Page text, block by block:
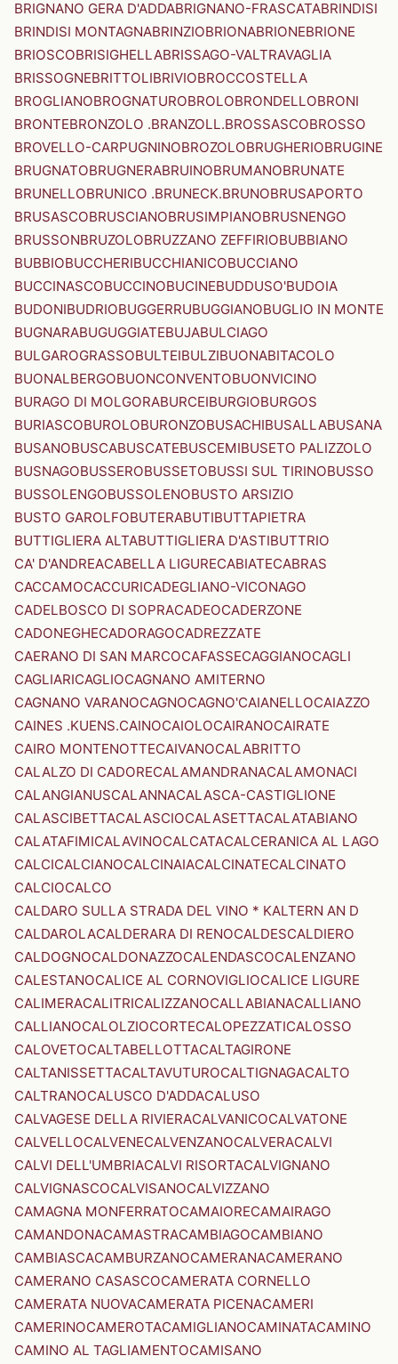
BRIGNANO GERA D'ADDABRIGNANO-FRASCATABRINDISI
BRINDISI MONTAGNABRINZIOBRIONABRIONEBRIONE
BRIOSCOBRISIGHELLABRISSAGO-VALTRAVAGLIA
BRISSOGNEBRITTOLIBRIVIOBROCCOSTELLA
BROGLIANOBROGNATUROBROLOBRONDELLOBRONI
BRONTEBRONZOLO .BRANZOLL.BROSSASCOBROSSO
BROVELLO-CARPUGNINOBROZOLOBRUGHERIOBRUGINE
BRUGNATOBRUGNERABRUINOBRUMANOBRUNATE
BRUNELLOBRUNICO .BRUNECK.BRUNOBRUSAPORTO
BRUSASCOBRUSCIANOBRUSIMPIANOBRUSNENGO
BRUSSONBRUZOLOBRUZZANO ZEFFIRIOBUBBIANO
BUBBIOBUCCHERIBUCCHIANICOBUCCIANO
BUCCINASCOBUCCINOBUCINEBUDDUSO'BUDOIA
BUDONIBUDRIOBUGGERRUBUGGIANOBUGLIO IN MONTE
BUGNARABUGUGGIATEBUJABULCIAGO
BULGAROGRASSOBULTEIBULZIBUONABITACOLO
BUONALBERGOBUONCONVENTOBUONVICINO
BURAGO DI MOLGORABURCEIBURGIOBURGOS
BURIASCOBUROLOBURONZOBUSACHIBUSALLABUSANA
BUSANOBUSCABUSCATEBUSCEMIBUSETO PALIZZOLO
BUSNAGOBUSSEROBUSSETOBUSSI SUL TIRINOBUSSO
BUSSOLENGOBUSSOLENOBUSTO ARSIZIO
BUSTO GAROLFOBUTERABUTIBUTTAPIETRA
BUTTIGLIERA ALTABUTTIGLIERA D'ASTIBUTTRIO
CA' D'ANDREACABELLA LIGURECABIATECABRAS
CACCAMOCACCURICADEGLIANO-VICONAGO
CADELBOSCO DI SOPRACADEOCADERZONE
CADONEGHECADORAGOCADREZZATE
CAERANO DI SAN MARCOCAFASSECAGGIANOCAGLI
CAGLIARICAGLIOCAGNANO AMITERNO
CAGNANO VARANOCAGNOCAGNO'CAIANELLOCAIAZZO
CAINES .KUENS.CAINOCAIOLOCAIRANOCAIRATE
CAIRO MONTENOTTECAIVANOCALABRITTO
CALALZO DI CADORECALAMANDRANACALAMONACI
CALANGIANUSCALANNACALASCA-CASTIGLIONE
CALASCIBETTACALASCIOCALASETTACALATABIANO
CALATAFIMICALAVINOCALCATACALCERANICA AL LAGO
CALCICALCIANOCALCINAIACALCINATECALCINATO
CALCIOCALCO
CALDARO SULLA STRADA DEL VINO * KALTERN AN D
CALDAROLACALDERARA DI RENOCALDESCALDIERO
CALDOGNOCALDONAZZOCALENDASCOCALENZANO
CALESTANOCALICE AL CORNOVIGLIOCALICE LIGURE
CALIMERACALITRICALIZZANOCALLABIANACALLIANO
CALLIANOCALOLZIOCORTECALOPEZZATICALOSSO
CALOVETOCALTABELLOTTACALTAGIRONE
CALTANISSETTACALTAVUTUROCALTIGNAGACALTO
CALTRANOCALUSCO D'ADDACALUSO
CALVAGESE DELLA RIVIERACALVANICOCALVATONE
CALVELLOCALVENECALVENZANOCALVERACALVI
CALVI DELL'UMBRIACALVI RISORTACALVIGNANO
CALVIGNASCOCALVISANOCALVIZZANO
CAMAGNA MONFERRATOCAMAIORECAMAIRAGO
CAMANDONACAMASTRACAMBIAGOCAMBIANO
CAMBIASCACAMBURZANOCAMERANACAMERANO
CAMERANO CASASCOCAMERATA CORNELLO
CAMERATA NUOVACAMERATA PICENACAMERI
CAMERINOCAMEROTACAMIGLIANOCAMINATACAMINO
CAMINO AL TAGLIAMENTOCAMISANO